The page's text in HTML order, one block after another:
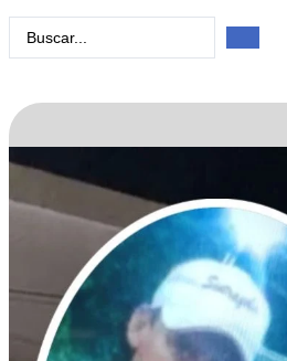
Search